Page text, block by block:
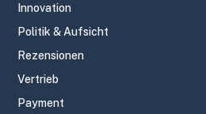
Innovation
Politik & Aufsicht
Rezensionen
Vertrieb
Payment